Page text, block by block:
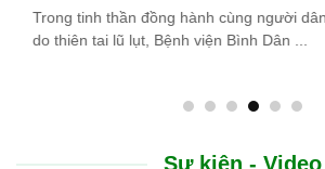
Trong tinh thần đồng hành cùng người
do thiên tai lũ lụt, Bệnh viện Bình Dân ...
Sự kiện - Video